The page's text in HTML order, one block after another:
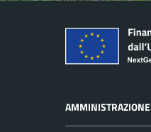
AMMINISTRAZIONE